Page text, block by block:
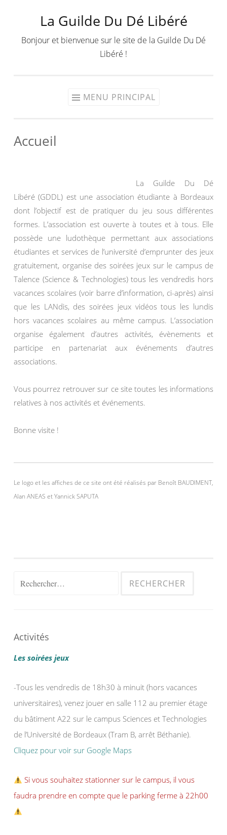
contenu
La Guilde Du Dé Libéré
Bonjour et bienvenue sur le site de la Guilde Du Dé
Libéré !
MENU PRINCIPAL
Accueil
La Guilde Du Dé
Libéré (GDDL) est une association étudiante à Bordeaux
dont l’objectif est de pratiquer du jeu sous différentes
formes. L’association est ouverte à toutes et à tous. Elle
possède une ludothèque permettant aux associations
étudiantes et services de l’université d’emprunter des jeux
gratuitement, organise des soirées jeux sur le campus de
Talence (Science & Technologies) tous les vendredis hors
vacances scolaires (voir barre d’information, ci-après) ainsi
que les LANdis, des soirées jeux vidéos tous les lundis
hors vacances scolaires au même campus. L’association
organise également d’autres activités, évènements et
participe en partenariat aux événements d’autres
associations.
Vous pourrez retrouver sur ce site toutes les informations
relatives à nos activités et événements.
Bonne visite !
Le logo et les affiches de ce site ont été réalisés par Benoît BAUDIMENT,
Alan ANEAS et Yannick SAPUTA
Rechercher :
Activités
Les soirées jeux
-Tous les vendredis de 18h30 à minuit (hors vacances
universitaires), venez jouer en salle 112 au premier étage
du bâtiment A22 sur le campus Sciences et Technologies
de l’Université de Bordeaux (Tram B, arrêt Béthanie).
Cliquez pour voir sur Google Maps
Si vous souhaitez stationner sur le campus, il vous
faudra prendre en compte que le parking ferme à 22h00